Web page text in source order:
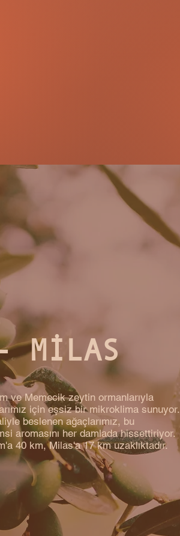
MİLAS
ve Memecik zeytin ormanlarıyla
için eşsiz bir mikroklima sunuyor.
beslenen ağaçlarımız, bu
aromasını her damlada hissettiriyor.
40 km, Milas'a 17 km uzaklıktadır.